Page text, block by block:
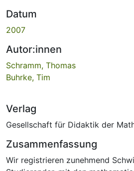
Datum
2007
Autor:innen
Schramm, Thomas
Buhrke, Tim
Verlag
Gesellschaft für Didaktik der
Zusammenfassung
Wir registrieren zunehmend